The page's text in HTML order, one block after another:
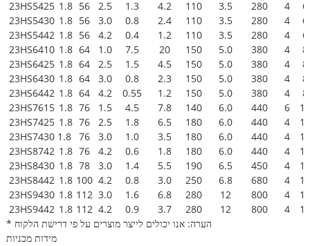
23HS5425 1.8 56 2.5 1.3 4.2 110 3.5 280 4
23HS5430 1.8 56 3.0 0.8 2.4 110 3.5 280 4
23HS5442 1.8 56 4.2 0.4 1.2 110 3.5 280 4
23HS6410 1.8 64 1.0 7.5 20 150 5.0 380 4
23HS6425 1.8 64 2.5 1.5 4.5 150 5.0 380 4
23HS6430 1.8 64 3.0 0.8 2.3 150 5.0 380 4
23HS6442 1.8 64 4.2 0.55 1.2 150 5.0 380 4
23HS7615 1.8 76 1.5 4.5 7.8 140 6.0 440 6
23HS7425 1.8 76 2.5 1.8 6.5 180 6.0 440 4
23HS7430 1.8 76 3.0 1.0 3.5 180 6.0 440 4
23HS8742 1.8 76 4.2 0.6 1.8 180 6.0 440 4
23HS8430 1.8 78 3.0 1.4 5.5 190 6.5 450 4
23HS8442 1.8 100 4.2 0.8 3.0 250 6.8 680 4
23HS9430 1.8 112 3.0 1.6 6.8 280 12 800 4
23HS9442 1.8 112 4.2 0.9 3.7 280 12 800 4
* הערה: אנו יכולים לייצר מוצרים על פי דרישת הלקוח
מידות מכניות